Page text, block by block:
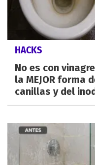
HACKS
No es con
la MEJOR forma
canillas y del